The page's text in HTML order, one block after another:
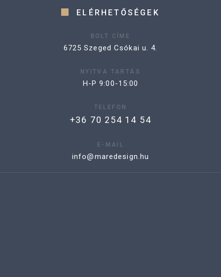
ELÉRHETŐSÉGEK
BOLT CÍME
6725 Szeged Csókai u. 4.
NYITVA TARTÁS
H-P 9:00-15:00
TELEFON
+36 70 254 14 54
E-MAIL
info@maredesign.hu